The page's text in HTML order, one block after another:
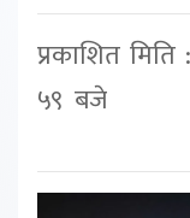
प्रकाशित
५९ बजे